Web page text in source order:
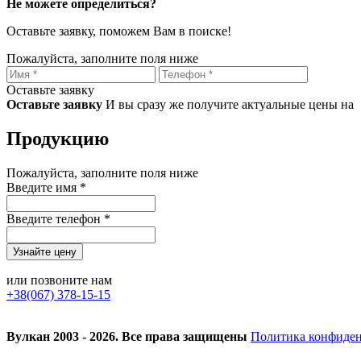
Не можете определиться?
Оставьте заявку, поможем Вам в поиске!
Пожалуйста, заполните поля ниже
Оставьте заявку
Оставьте заявку И вы сразу же получите актуальные цены на
Продукцию
Пожалуйста, заполните поля ниже
Введите имя *
Введите телефон *
или позвоните нам
+38(067) 378-15-15
Вулкан 2003 - 2026. Все права защищены Политика